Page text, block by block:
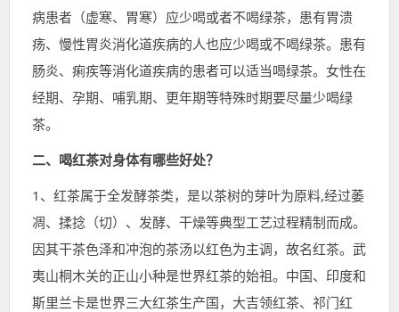
病患者（虚寒、胃寒）应少喝或者不喝绿茶，患有胃溃
疡、慢性胃炎消化道疾病的人也应少喝或不喝绿茶。患有
肠炎、痢疾等消化道疾病的患者可以适当喝绿茶。女性在
经期、孕期、哺乳期、更年期等特殊时期要尽量少喝绿
茶。
二、喝红茶对身体有哪些好处？
1、红茶属于全发酵茶类，是以茶树的芽叶为原料,经过萎
凋、揉捻（切）、发酵、干燥等典型工艺过程精制而成。
因其干茶色泽和冲泡的茶汤以红色为主调，故名红茶。武
夷山桐木关的正山小种是世界红茶的始祖。中国、印度和
斯里兰卡是世界三大红茶生产国，大吉领红茶、祁门红